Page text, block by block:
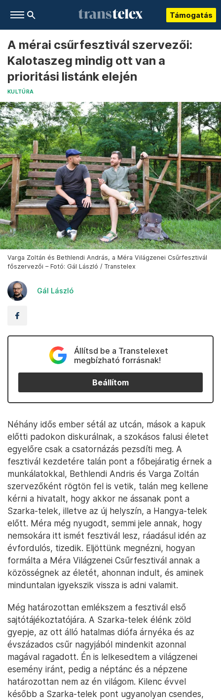
Támogatás
A mérai csűrfesztivál szervezői:
Kalotaszeg mindig ott van a
prioritási listánk elején
KULTÚRA
Varga Zoltán és Bethlendi András, a Méra Világzenei Csűrfesztivál
főszervezői – Fotó: Gál László / Transtelex
Gál László
Állítsd be a Transtelexet
megbízható forrásnak!
Beállítom
Néhány idős ember sétál az utcán, mások a kapuk
előtti padokon diskurálnak, a szokásos falusi életet
egyelőre csak a csatornázás pezsdíti meg. A
fesztivál kezdetére talán pont a főbejáratig érnek a
munkálatokkal, Bethlendi Andris és Varga Zoltán
szervezőként rögtön fel is vetik, talán meg kellene
kérni a hivatalt, hogy akkor ne ássanak pont a
Szarka-telek, illetve az új helyszín, a Hangya-telek
előtt. Méra még nyugodt, semmi jele annak, hogy
nemsokára itt ismét fesztivál lesz, ráadásul idén az
évfordulós, tizedik. Eljöttünk megnézni, hogyan
formálta a Méra Világzenei Csűrfesztivál annak a
közösségnek az életét, ahonnan indult, és aminek
minduntalan igyekszik vissza is adni valamit.
Még határozottan emlékszem a fesztivál első
sajtótájékoztatójára. A Szarka-telek élénk zöld
gyepje, az ott álló hatalmas diófa árnyéka és az
évszázados csűr nagyjából mindenkit azonnal
magával ragadott. Én is lelkesedtem a világzenei
esemény iránt, pedig a néptánc és a népzene
határozottan nem az én világom. Kilenc évvel
később a Szarka-telek pont ugyanolyan csendes,